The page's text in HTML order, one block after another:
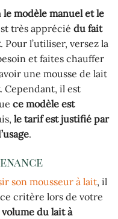
le modèle manuel et le
très apprécié du fait
. Pour l’utiliser, versez la
et faites chauffer
une mousse de lait
. Cependant, il est
ce modèle est
le tarif est justifié par
.
son mousseur à lait, il
critère lors de votre
volume du lait à